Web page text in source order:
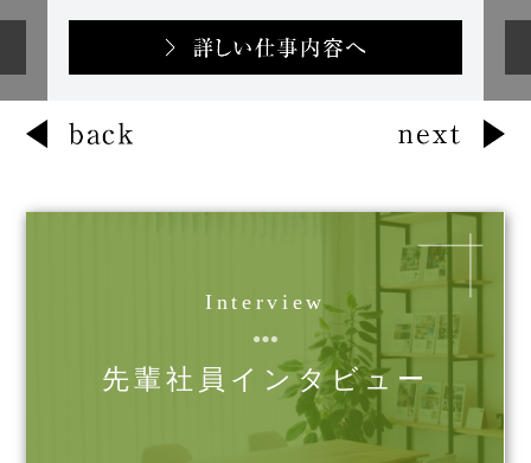
Interview
先輩社員インタビュー